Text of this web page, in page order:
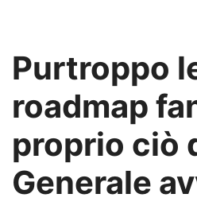
Purtroppo
roadmap
proprio ciò
Generale